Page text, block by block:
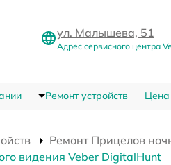
ул. Малышева, 51
Адрес сервисного центра
Ремонт устройств Цена
Ремонт Прицелов
видения Veber DigitalHunt